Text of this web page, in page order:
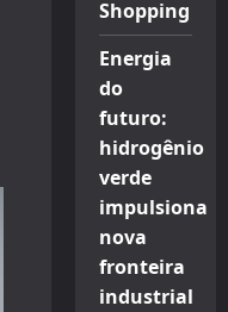
Shopping
Energia
do
futuro:
hidrogênio
verde
impulsiona
nova
fronteira
industrial